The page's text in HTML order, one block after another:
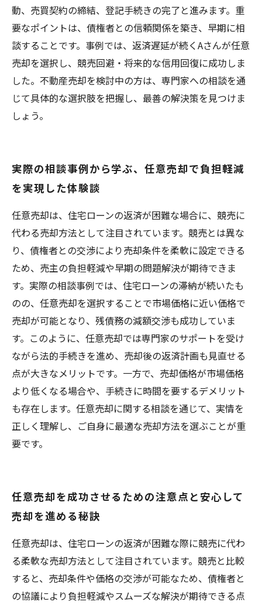
動、売買契約の締結、登記手続きの完了と進みます。重
要なポイントは、債権者との信頼関係を築き、早期に相
談することです。事例では、返済遅延が続くAさんが任意
売却を選択し、競売回避・将来的な信用回復に成功しま
した。不動産売却を検討中の方は、専門家への相談を通
じて具体的な選択肢を把握し、最善の解決策を見つけま
しょう。
実際の相談事例から学ぶ、任意売却で負担軽減
を実現した体験談
任意売却は、住宅ローンの返済が困難な場合に、競売に
代わる売却方法として注目されています。競売とは異な
り、債権者との交渉により売却条件を柔軟に設定できる
ため、売主の負担軽減や早期の問題解決が期待できま
す。実際の相談事例では、住宅ローンの滞納が続いたも
のの、任意売却を選択することで市場価格に近い価格で
売却が可能となり、残債務の減額交渉も成功していま
す。このように、任意売却では専門家のサポートを受け
ながら法的手続きを進め、売却後の返済計画も見直せる
点が大きなメリットです。一方で、売却価格が市場価格
より低くなる場合や、手続きに時間を要するデメリット
も存在します。任意売却に関する相談を通じて、実情を
正しく理解し、ご自身に最適な売却方法を選ぶことが重
要です。
任意売却を成功させるための注意点と安心して
売却を進める秘訣
任意売却は、住宅ローンの返済が困難な際に競売に代わ
る柔軟な売却方法として注目されています。競売と比較
すると、売却条件や価格の交渉が可能なため、債権者と
の協議により負担軽減やスムーズな解決が期待できる点